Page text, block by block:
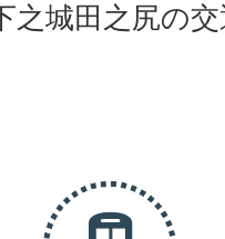
之城田之尻の